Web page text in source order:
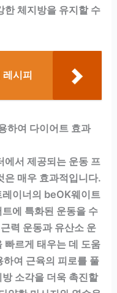
한 체지방을 유지할 수
레시피
하여 다이어트 효과
에서 제공되는 운동 프
은 매우 효과적입니다.
이너의 beOK웨이트
에 특화된 운동을 수
력 운동과 유산소 운
빠르게 태우는 데 도움
여 근육의 피로를 풀
소각을 더욱 촉진할